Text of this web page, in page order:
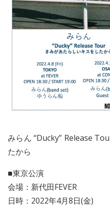
みらん “Ducky” Release
たから
■東京公演
会場：新代田FEVER
日時：2022年4月8日(金)